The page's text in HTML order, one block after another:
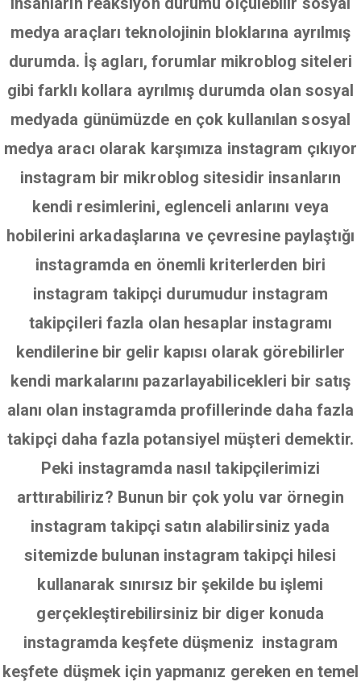
medya araçları teknolojinin bloklarına ayrılmış
durumda. İş agları, forumlar mikroblog siteleri
gibi farklı kollara ayrılmış durumda olan sosyal
medyada günümüzde en çok kullanılan sosyal
medya aracı olarak karşımıza instagram çıkıyor
instagram bir mikroblog sitesidir insanların
kendi resimlerini, eglenceli anlarını veya
hobilerini arkadaşlarına ve çevresine paylaştığı
instagramda en önemli kriterlerden biri
instagram takipçi durumudur instagram
takipçileri fazla olan hesaplar instagramı
kendilerine bir gelir kapısı olarak görebilirler
kendi markalarını pazarlayabilicekleri bir satış
alanı olan instagramda profillerinde daha fazla
takipçi daha fazla potansiyel müşteri demektir.
Peki instagramda nasıl takipçilerimizi
arttırabiliriz? Bunun bir çok yolu var örnegin
instagram takipçi satın alabilirsiniz yada
sitemizde bulunan instagram takipçi hilesi
kullanarak sınırsız bir şekilde bu işlemi
gerçekleştirebilirsiniz bir diger konuda
instagramda keşfete düşmeniz instagram
keşfete düşmek için yapmanız gereken en temel